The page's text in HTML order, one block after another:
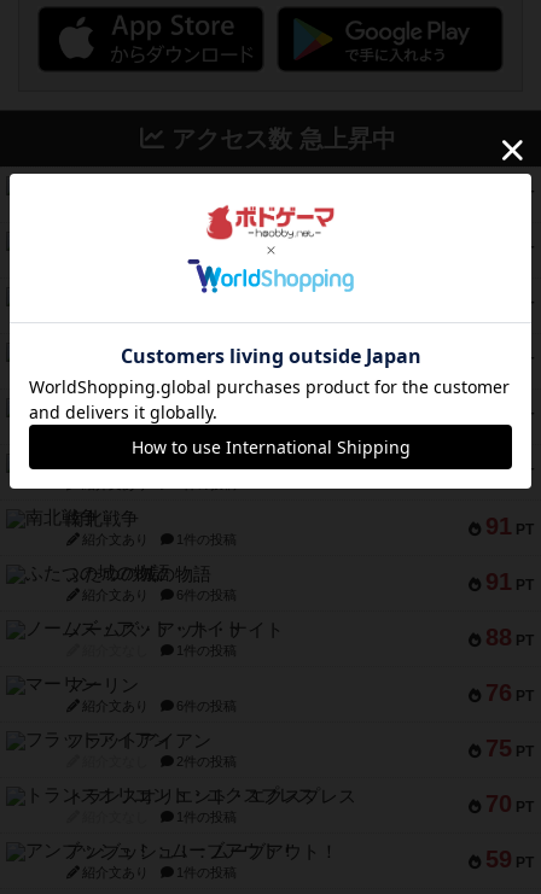
アクセス数 急上昇中
PT
2件の投稿
PT
リワイルド：サウスアメリカ
2件の投稿
PT
アンダー・ザ・テーブラー
PT
宵と暁の呪文書
PT
セミファイナル ～お前はまだ生きている～
紹介文あり 1件の投稿
97 PT
91 PT
南北戦争
紹介文あり 1件の投稿
91 PT
ふたつの城の物語
紹介文あり 6件の投稿
88 PT
ノームズ・アット・ナイト
1件の投稿
76 PT
マーリン
紹介文あり 6件の投稿
75 PT
フラットアイアン
2件の投稿
70 PT
トランスオリエント・エクスプレス
1件の投稿
59 PT
アンブッシュ！：ムーブアウト！
紹介文あり 1件の投稿